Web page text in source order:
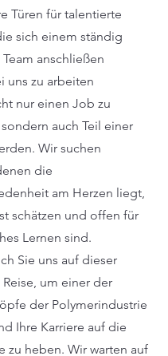
Türen für talentierte
sich einem ständig
anschließen
uns zu arbeiten
nur einen Job zu
auch Teil einer
Wir suchen
die
am Herzen liegt,
schätzen und offen für
Lernen sind.
Sie uns auf dieser
um einer der
der Polymerindustrie
Ihre Karriere auf die
zu heben. Wir warten auf